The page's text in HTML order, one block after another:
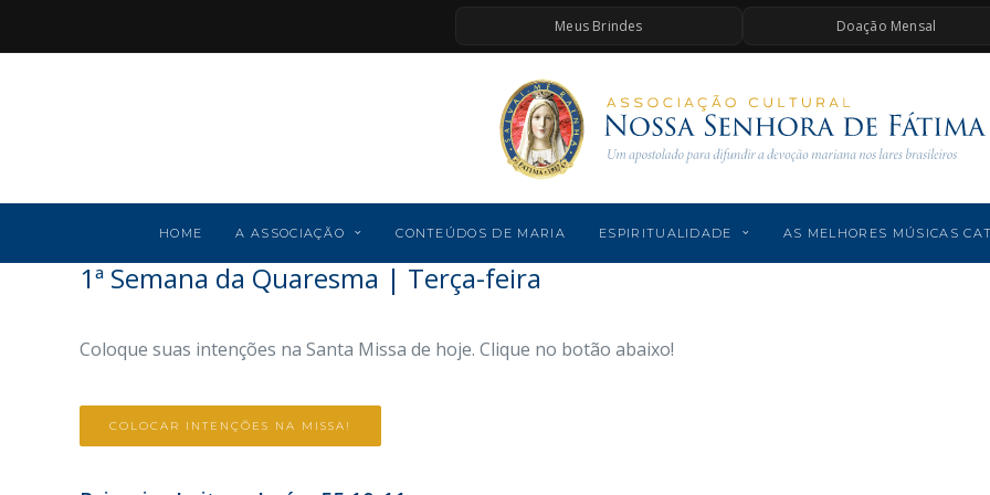
Meus Brindes Doação Mensal
HOME A ASSOCIAÇÃO CONTEÚDOS DE MARIA ESPIRITUALIDADE AS MELHORES MÚSICAS
1ª Semana da Quaresma | Terça-feira
Coloque suas intenções na Santa Missa de hoje. Clique no botão abaixo!
COLOCAR INTENÇÕES NA MISSA!